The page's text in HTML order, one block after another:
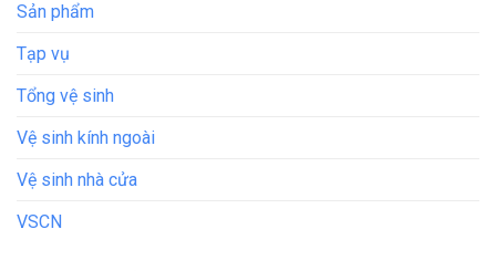
Sản phẩm
Tạp vụ
Tổng vệ sinh
Vệ sinh kính ngoài
Vệ sinh nhà cửa
VSCN